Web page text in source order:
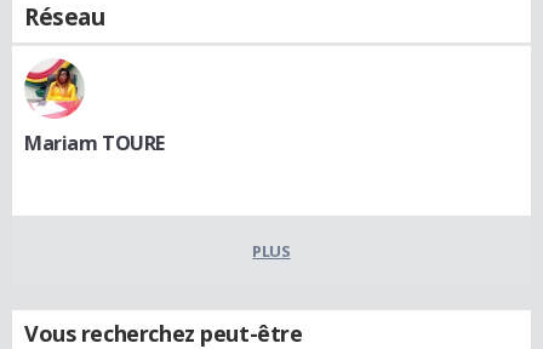
Réseau
Mariam TOURE
PLUS
Vous recherchez peut-être